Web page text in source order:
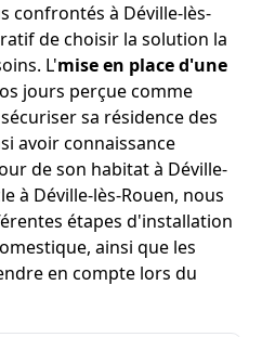
confrontés à Déville-lès-
de choisir la solution la
L'mise en place d'une
jours perçue comme
sa résidence des
avoir connaissance
de son habitat à Déville-
à Déville-lès-Rouen, nous
étapes d'installation
ainsi que les
en compte lors du